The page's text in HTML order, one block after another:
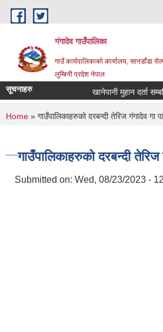
Skip to main content
गंगादेव गाउँपालिका
गाउँ कार्यपालिकाको कार्यालय, सानडाँडा
लुम्बिनी प्रदेश नेपाल
सूचनाहरु खानेपानी मुहान दर्ता
You are here
Home » गाउँपालिकाहरुको दरबन्दी तेरिज गंगादेव गा पा
गाउँपालिकाहरुको दरबन्दी तेरिज
Submitted on: Wed, 08/23/2023 -